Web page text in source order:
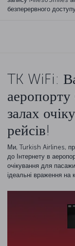
безперервного
TK WiFi:
аеропорту
залах
рейсів!
Ми, Turkish Airlines,
до Інтернету в
очікування для
ідеальні враження на